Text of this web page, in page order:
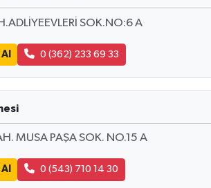
SOK.NO:6 A
0 (362) 233 69 33
MUSA PAŞA SOK. NO.15 A
0 (543) 710 14 30